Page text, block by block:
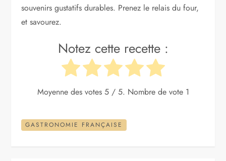
souvenirs gustatifs durables. Prenez le relais du four,
et savourez.
Notez cette recette :
Moyenne des votes 5/ 5. Nombre de vote 1
GASTRONOMIE FRANÇAISE